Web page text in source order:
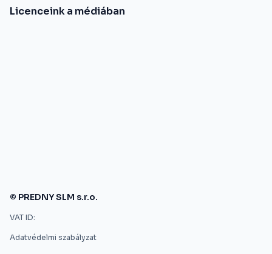
Licenceink a médiában
© PREDNY SLM s.r.o.
VAT ID:
Adatvédelmi szabályzat